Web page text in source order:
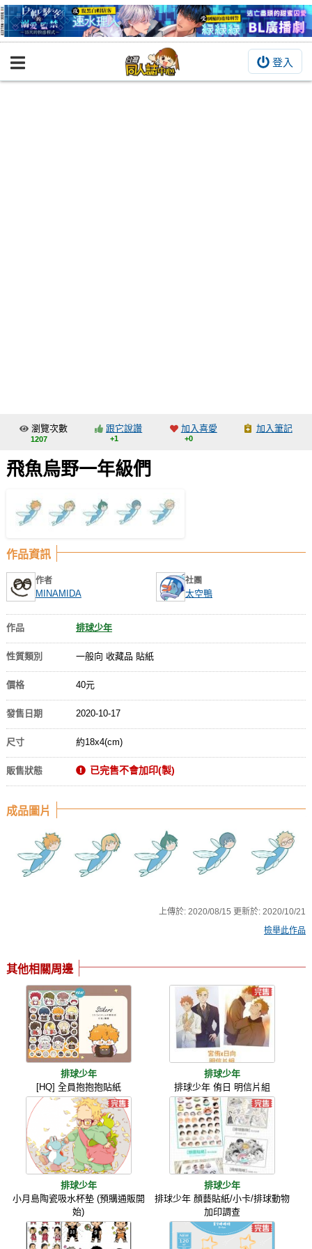
登入
BOOKY書集倉庫
交流中心
攤位轉讓區
會員中心
瀏覽次數
1207
跟它說讚
+1
加入喜愛
+0
加入筆記
飛魚烏野一年級們
作品資訊
作者
MINAMIDA
社團
太空鴨
作品 排球少年
性質類別 一般向 收藏品 貼紙
價格 40元
發售日期 2020-10-17
尺寸 約18x4(cm)
販售狀態 已完售不會加印(製)
成品圖片
上傳於:2020/08/15 更新於:2020/10/21
檢舉此作品
其他相關周邊
排球少年
[HQ] 全員抱抱抱貼紙
排球少年
排球少年 侑日 明信片組
排球少年
小月島陶瓷吸水杯墊 (預購通販開
始)
排球少年
排球少年 顏藝貼紙/小卡/排球動物
加印調查